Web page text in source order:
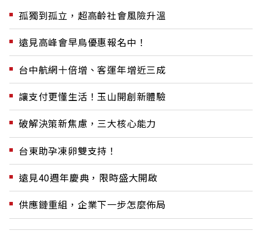
孤獨到孤立，超高齡社會風險升溫
遠見高峰會早鳥優惠報名中！
台中航網十倍增、客運年增近三成
讓支付更懂生活！玉山開創新體驗
破解決策新焦慮，三大核心能力
台東助孕凍卵雙支持！
遠見40週年慶典，限時盛大開啟
供應鏈重組，企業下一步怎麼佈局